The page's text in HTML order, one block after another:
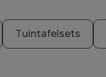
Tuintafelsets